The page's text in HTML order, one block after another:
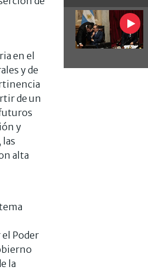
en el
y de
de un
y
alta
Poder
la